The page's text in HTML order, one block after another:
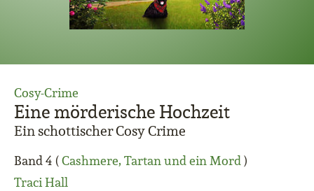
Eine mörderische Hochzeit
Ein schottischer Cosy Crime
Band 4 (Cashmere, Tartan und ein Mord)
Traci Hall
Cosy-Crime